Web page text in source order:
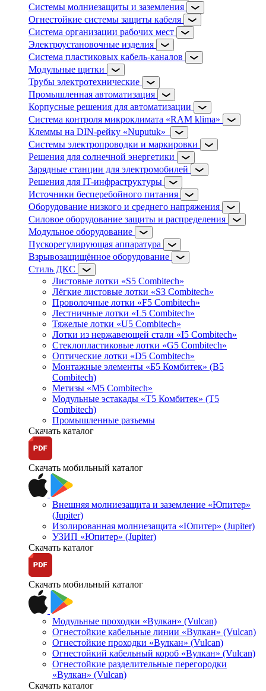
Системы молниезащиты и заземления
Огнестойкие системы защиты кабеля
Система организации рабочих мест
Электроустановочные изделия
Система пластиковых кабель-каналов
Модульные щитки
Трубы электротехнические
Промышленная автоматизация
Корпусные решения для автоматизации
Система контроля микроклимата «RAM klima»
Клеммы на DIN-рейку «Nuputuk»
Системы электропроводки и маркировки
Решения для солнечной энергетики
Зарядные станции для электромобилей
Решения для IT-инфраструктуры
Источники бесперебойного питания
Оборудование низкого и среднего напряжения
Силовое оборудование защиты и распределения
Модульное оборудование
Пускорегулирующая аппаратура
Взрывозащищённое оборудование
Стиль ДКС
Листовые лотки «S5 Combitech»
Лёгкие листовые лотки «S3 Combitech»
Проволочные лотки «F5 Combitech»
Лестничные лотки «L5 Combitech»
Тяжелые лотки «U5 Combitech»
Лотки из нержавеющей стали «I5 Combitech»
Стеклопластиковые лотки «G5 Combitech»
Оптические лотки «D5 Combitech»
Монтажные элементы «Б5 Комбитек» (B5
Combitech)
Метизы «M5 Combitech»
Модульные эстакады «Т5 Комбитек» (T5
Combitech)
Промышленные разъемы
Скачать каталог
Скачать мобильный каталог
Внешняя молниезащита и заземление «Юпитер»
(Jupiter)
Изолированная молниезащита «Юпитер» (Jupiter)
УЗИП «Юпитер» (Jupiter)
Скачать каталог
Скачать мобильный каталог
Модульные проходки «Вулкан» (Vulcan)
Огнестойкие кабельные линии «Вулкан» (Vulcan)
Огнестойкие проходки «Вулкан» (Vulcan)
Огнестойкий кабельный короб «Вулкан» (Vulcan)
Огнестойкие разделительные перегородки
«Вулкан» (Vulcan)
Скачать каталог